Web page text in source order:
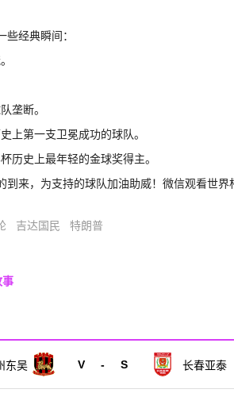
经典瞬间：
垄断。
上第一支卫冕成功的球队。
历史上最年轻的金球奖得主。
来，为支持的球队加油助威！微信观看世
吉达国民 特朗普
事
东吴 V - S 长春亚泰